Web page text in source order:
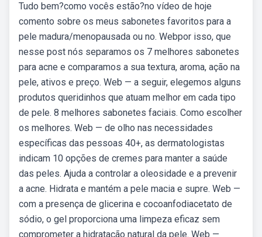
Tudo bem?como vocês estão?no vídeo de hoje
comento sobre os meus sabonetes favoritos para a
pele madura/menopausada ou no. Webpor isso, que
nesse post nós separamos os 7 melhores sabonetes
para acne e comparamos a sua textura, aroma, ação na
pele, ativos e preço. Web — a seguir, elegemos alguns
produtos queridinhos que atuam melhor em cada tipo
de pele. 8 melhores sabonetes faciais. Como escolher
os melhores. Web — de olho nas necessidades
específicas das pessoas 40+, as dermatologistas
indicam 10 opções de cremes para manter a saúde
das peles. Ajuda a controlar a oleosidade e a prevenir
a acne. Hidrata e mantém a pele macia e supre. Web —
com a presença de glicerina e cocoanfodiacetato de
sódio, o gel proporciona uma limpeza eficaz sem
comprometer a hidratação natural da pele. Web —